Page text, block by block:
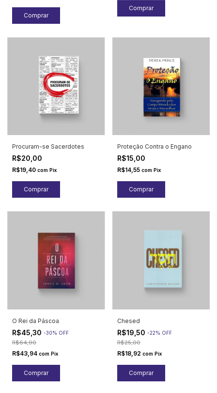
Procuram-se Sacerdotes
R$20,00
R$19,40 com Pix
Proteção Contra o Engano
R$15,00
R$14,55 com Pix
O Rei da Páscoa
R$45,30 -30% OFF
R$64,90
R$43,94 com Pix
Chesed
R$19,50 -22% OFF
R$25,00
R$18,92 com Pix